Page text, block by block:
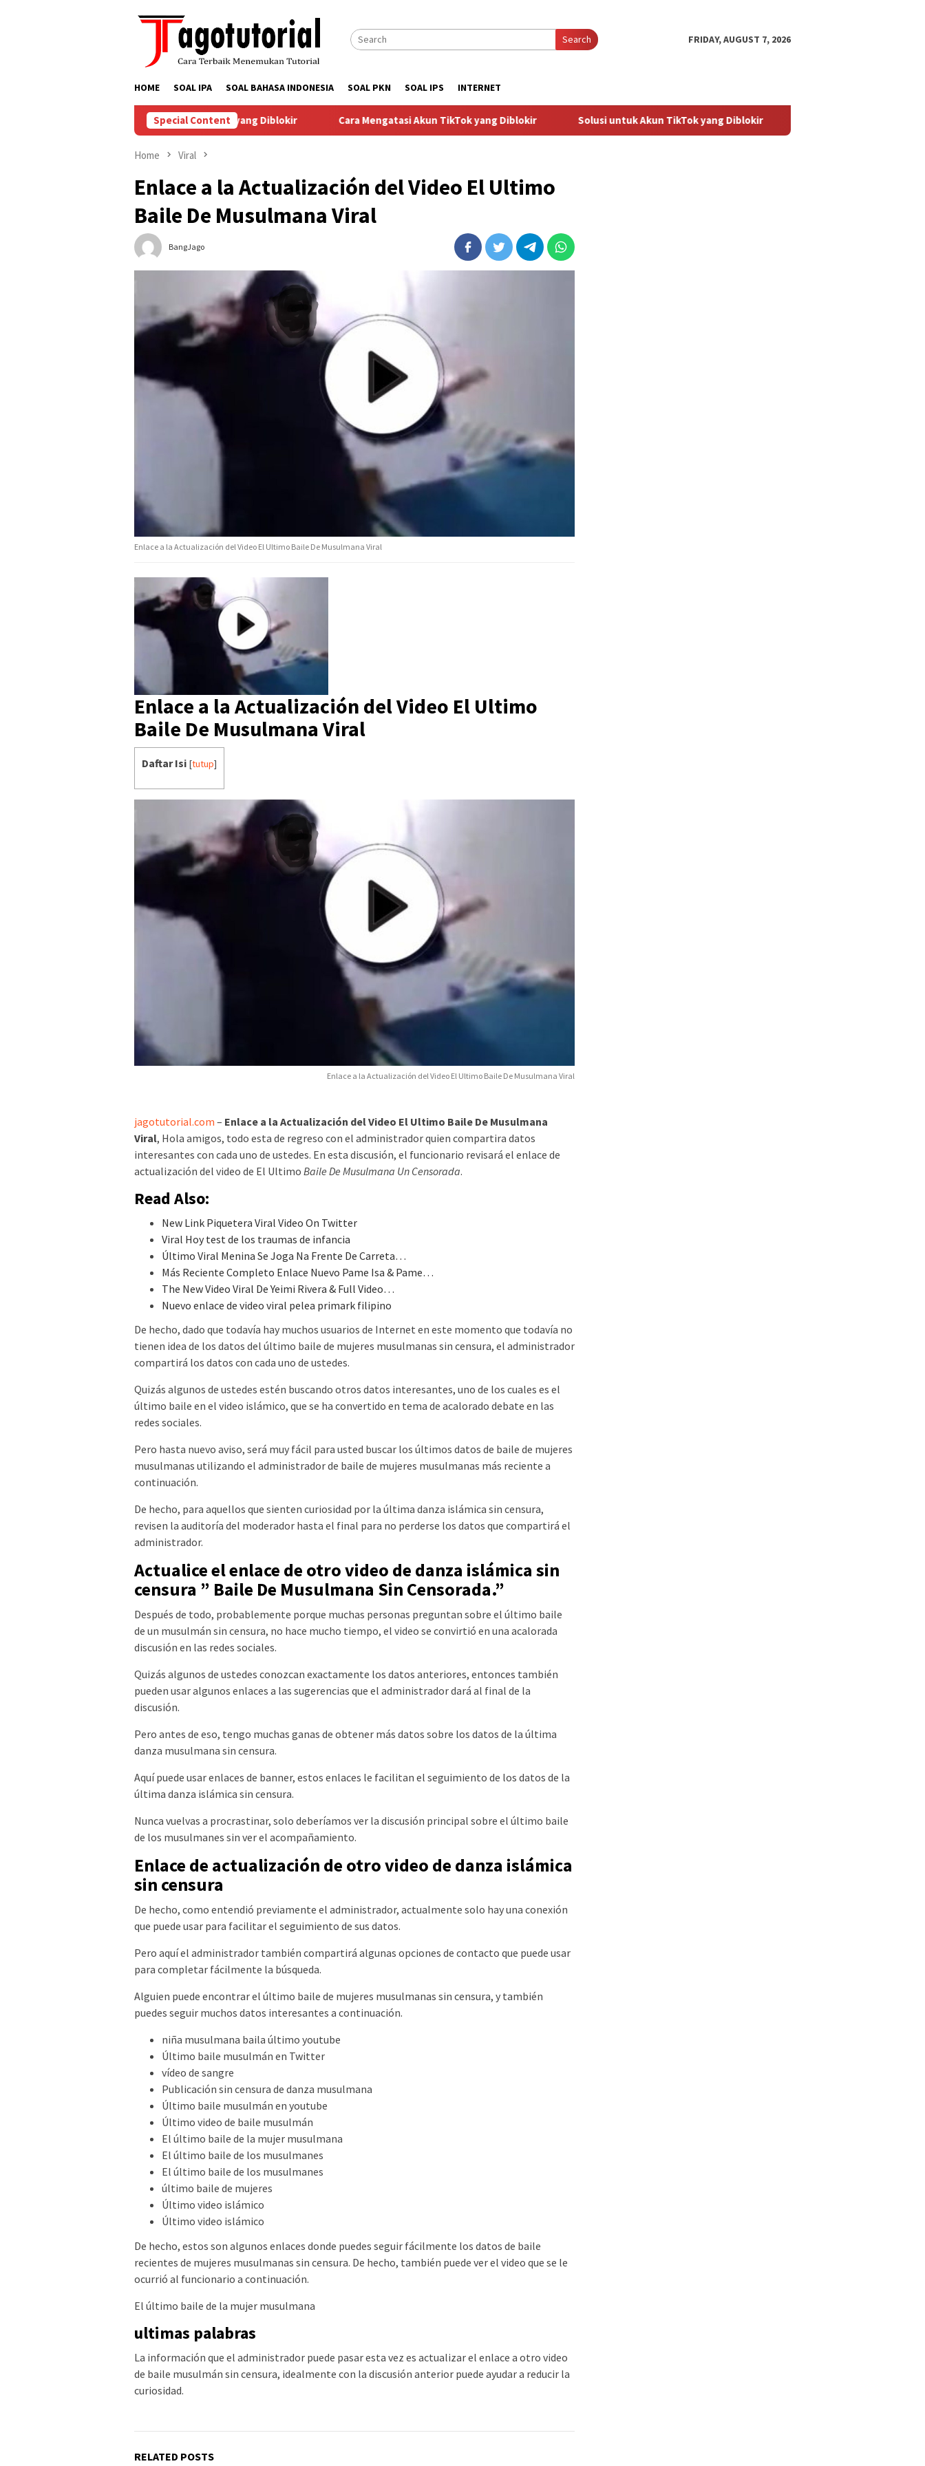
Search FRIDAY, AUGUST 7, 2026
HOME SOAL IPA SOAL BAHASA INDONESIA SOAL PKN SOAL IPS INTERNET
Special Content
Masalah Akun TikTok yang Diblokir Cara Mengatasi Akun TikTok yang Diblokir Solusi untuk Akun TikTok yang Diblokir Panduan untuk Mengaktifkan
Home Viral
Enlace a la Actualización del Video El Ultimo
Baile De Musulmana Viral
BangJago
Enlace a la Actualización del Video El Ultimo Baile De Musulmana Viral
Enlace a la Actualización del Video El Ultimo
Baile De Musulmana Viral
Daftar Isi [tutup]
Enlace a la Actualización del Video El Ultimo Baile De Musulmana Viral
jagotutorial.com – Enlace a la Actualización del Video El Ultimo Baile De Musulmana
Viral, Hola amigos, todo esta de regreso con el administrador quien compartira datos
interesantes con cada uno de ustedes. En esta discusión, el funcionario revisará el enlace de
actualización del video de El Ultimo Baile De Musulmana Un Censorada.
Read Also:
New Link Piquetera Viral Video On Twitter
Viral Hoy test de los traumas de infancia
Último Viral Menina Se Joga Na Frente De Carreta…
Más Reciente Completo Enlace Nuevo Pame Isa & Pame…
The New Video Viral De Yeimi Rivera & Full Video…
Nuevo enlace de video viral pelea primark filipino
De hecho, dado que todavía hay muchos usuarios de Internet en este momento que todavía no
tienen idea de los datos del último baile de mujeres musulmanas sin censura, el administrador
compartirá los datos con cada uno de ustedes.
Quizás algunos de ustedes estén buscando otros datos interesantes, uno de los cuales es el
último baile en el video islámico, que se ha convertido en tema de acalorado debate en las
redes sociales.
Pero hasta nuevo aviso, será muy fácil para usted buscar los últimos datos de baile de mujeres
musulmanas utilizando el administrador de baile de mujeres musulmanas más reciente a
continuación.
De hecho, para aquellos que sienten curiosidad por la última danza islámica sin censura,
revisen la auditoría del moderador hasta el final para no perderse los datos que compartirá el
administrador.
Actualice el enlace de otro video de danza islámica sin
censura ” Baile De Musulmana Sin Censorada.”
Después de todo, probablemente porque muchas personas preguntan sobre el último baile
de un musulmán sin censura, no hace mucho tiempo, el video se convirtió en una acalorada
discusión en las redes sociales.
Quizás algunos de ustedes conozcan exactamente los datos anteriores, entonces también
pueden usar algunos enlaces a las sugerencias que el administrador dará al final de la
discusión.
Pero antes de eso, tengo muchas ganas de obtener más datos sobre los datos de la última
danza musulmana sin censura.
Aquí puede usar enlaces de banner, estos enlaces le facilitan el seguimiento de los datos de la
última danza islámica sin censura.
Nunca vuelvas a procrastinar, solo deberíamos ver la discusión principal sobre el último baile
de los musulmanes sin ver el acompañamiento.
Enlace de actualización de otro video de danza islámica
sin censura
De hecho, como entendió previamente el administrador, actualmente solo hay una conexión
que puede usar para facilitar el seguimiento de sus datos.
Pero aquí el administrador también compartirá algunas opciones de contacto que puede usar
para completar fácilmente la búsqueda.
Alguien puede encontrar el último baile de mujeres musulmanas sin censura, y también
puedes seguir muchos datos interesantes a continuación.
niña musulmana baila último youtube
Último baile musulmán en Twitter
vídeo de sangre
Publicación sin censura de danza musulmana
Último baile musulmán en youtube
Último video de baile musulmán
El último baile de la mujer musulmana
El último baile de los musulmanes
El último baile de los musulmanes
último baile de mujeres
Último video islámico
Último video islámico
De hecho, estos son algunos enlaces donde puedes seguir fácilmente los datos de baile
recientes de mujeres musulmanas sin censura. De hecho, también puede ver el video que se le
ocurrió al funcionario a continuación.
El último baile de la mujer musulmana
ultimas palabras
La información que el administrador puede pasar esta vez es actualizar el enlace a otro video
de baile musulmán sin censura, idealmente con la discusión anterior puede ayudar a reducir la
curiosidad.
RELATED POSTS